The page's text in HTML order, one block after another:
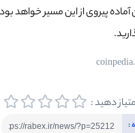
پیروی از این مسیر خواهد
دهید :
: